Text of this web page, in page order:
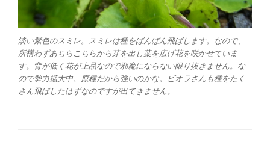
淡い紫色のスミレ。スミレは種をばんばん飛ばします。なので、
所構わずあちらこちらから芽を出し葉を広げ花を咲かせていま
す。背が低く花が上品なので邪魔にならない限り抜きません。な
ので勢力拡大中。原種だから強いのかな。ビオラさんも種をたく
さん飛ばしたはずなのですが出てきません。